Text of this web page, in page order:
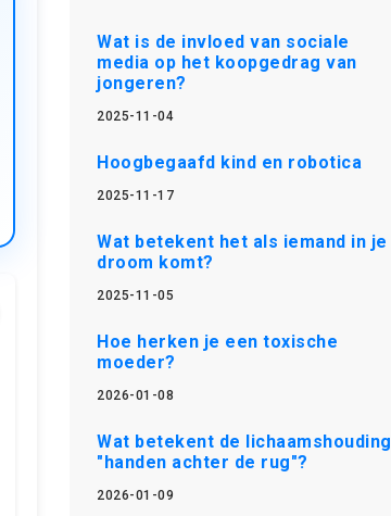
Wat is de invloed van sociale
media op het koopgedrag van
jongeren?
2025-11-04
Hoogbegaafd kind en robotica
2025-11-17
Wat betekent het als iemand in je
droom komt?
2025-11-05
Hoe herken je een toxische
moeder?
2026-01-08
Wat betekent de lichaamshouding
"handen achter de rug"?
2026-01-09